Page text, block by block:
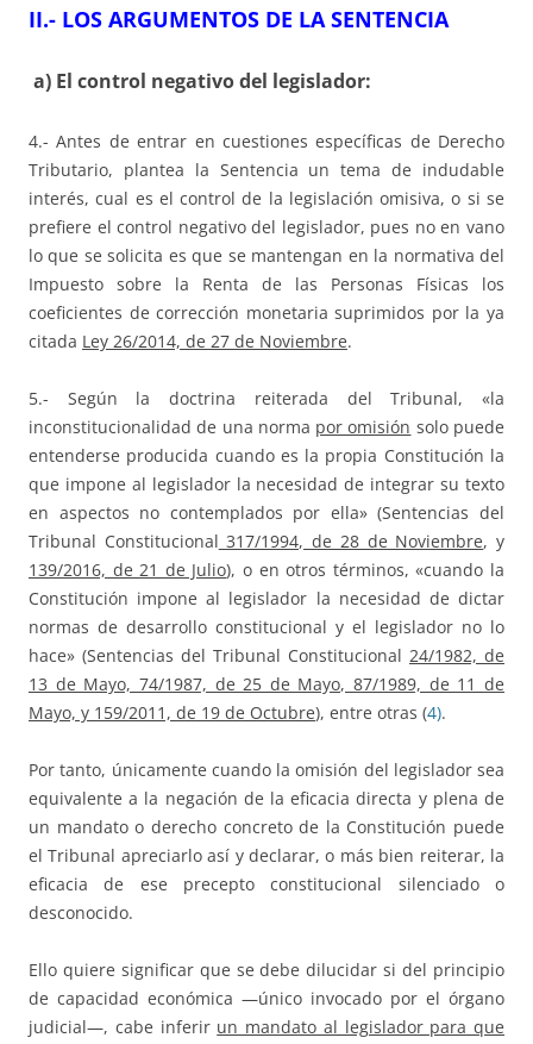
II.- LOS ARGUMENTOS DE LA SENTENCIA
a) El control negativo del legislador:
4.- Antes de entrar en cuestiones específicas de Derecho
Tributario, plantea la Sentencia un tema de indudable
interés, cual es el control de la legislación omisiva, o si se
prefiere el control negativo del legislador, pues no en vano
lo que se solicita es que se mantengan en la normativa del
Impuesto sobre la Renta de las Personas Físicas los
coeficientes de corrección monetaria suprimidos por la ya
citada Ley 26/2014, de 27 de Noviembre.
5.- Según la doctrina reiterada del Tribunal, «la
inconstitucionalidad de una norma por omisión solo puede
entenderse producida cuando es la propia Constitución la
que impone al legislador la necesidad de integrar su texto
en aspectos no contemplados por ella» (Sentencias del
Tribunal Constitucional 317/1994, de 28 de Noviembre, y
139/2016, de 21 de Julio), o en otros términos, «cuando la
Constitución impone al legislador la necesidad de dictar
normas de desarrollo constitucional y el legislador no lo
hace» (Sentencias del Tribunal Constitucional 24/1982, de
13 de Mayo, 74/1987, de 25 de Mayo, 87/1989, de 11 de
Mayo, y 159/2011, de 19 de Octubre), entre otras (4).
Por tanto, únicamente cuando la omisión del legislador sea
equivalente a la negación de la eficacia directa y plena de
un mandato o derecho concreto de la Constitución puede
el Tribunal apreciarlo así y declarar, o más bien reiterar, la
eficacia de ese precepto constitucional silenciado o
desconocido.
Ello quiere significar que se debe dilucidar si del principio
de capacidad económica —único invocado por el órgano
judicial—, cabe inferir un mandato al legislador para que